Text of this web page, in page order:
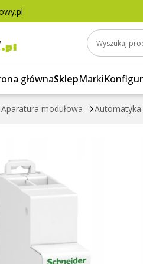
Wyszukaj
głównaSklepMarki
Aparatura modułowa Automatyka
żółta 110-230V AC iIL